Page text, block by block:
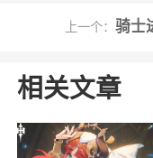
滤镜特效
小编评价
可以使用App拍
上一个：骑士
相关文章